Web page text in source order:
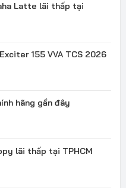
Latte lãi thấp tại
155 VVA TCS 2026
hãng gần đây
lãi thấp tại TPHCM